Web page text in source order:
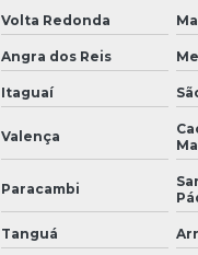
Volta Redonda
Angra dos Reis
Itaguaí
Valença
Paracambi
Tanguá